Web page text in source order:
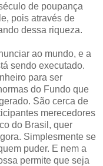
de poupança
pois através de
dessa riqueza.
ao mundo, e a
sendo executado.
para ser
do Fundo que
São cerca de
merecedores
do Brasil, quer
Simplesmente se
puder. E nem a
permite que seja